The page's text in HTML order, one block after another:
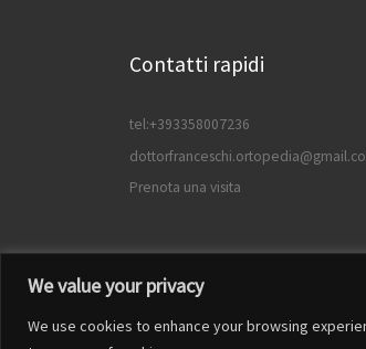
We value your privacy
We use cookies to enhance your browsing
Contatti rapidi
tel:+393358007236
Prenota una visita
© 2026Francesco Franceschi–